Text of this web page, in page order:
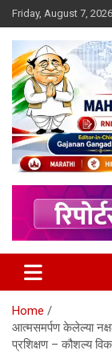
Skip
to
content
Friday, August 7, 2026
Home
आत्मसमर्पण केलेल्या
प्रशिक्षण – कौशल्य